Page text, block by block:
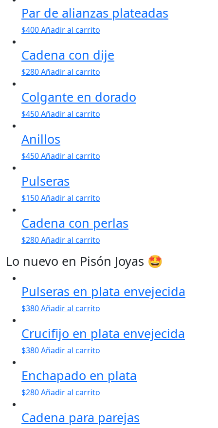
Par de alianzas plateadas
$400Añadir al carrito
Cadena con dije
$280Añadir al carrito
Colgante en dorado
$450Añadir al carrito
Anillos
$450Añadir al carrito
Pulseras
$150Añadir al carrito
Cadena con perlas
$280Añadir al carrito
Lo nuevo en Pisón Joyas 🤩
Pulseras en plata envejecida
$380Añadir al carrito
Crucifijo en plata envejecida
$380Añadir al carrito
Enchapado en plata
$280Añadir al carrito
Cadena para parejas